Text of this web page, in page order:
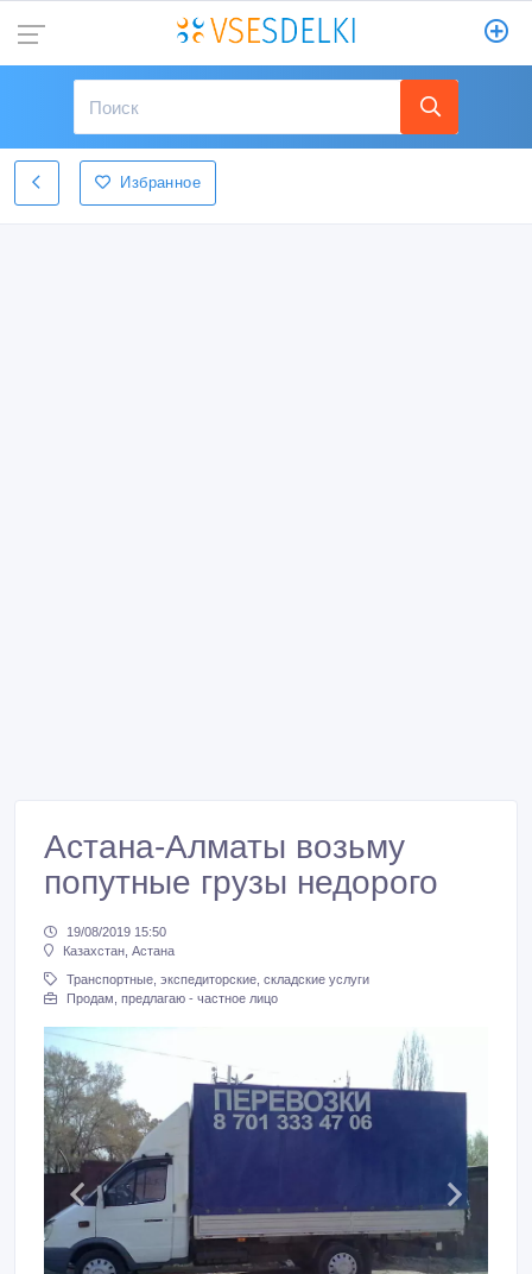
Избранное
Астана-Алматы возьму
попутные грузы недорого
19/08/2019 15:50
Казахстан, Астана
Транспортные, экспедиторские, складские услуги
Продам, предлагаю - частное лицо